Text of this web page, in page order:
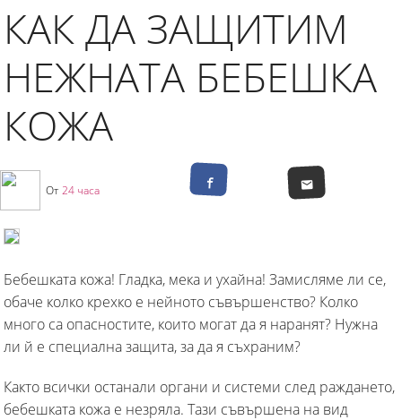
КАК ДА ЗАЩИТИМ
НЕЖНАТА БЕБЕШКА
КОЖА
От 24 часа
Бебешката кожа! Гладка, мека и ухайна! Замисляме ли се,
обаче колко крехко е нейното съвършенство? Колко
много са опасностите, които могат да я наранят? Нужна
ли й е специална защита, за да я съхраним?
Както всички останали органи и системи след раждането,
бебешката кожа е незряла. Тази съвършена на вид